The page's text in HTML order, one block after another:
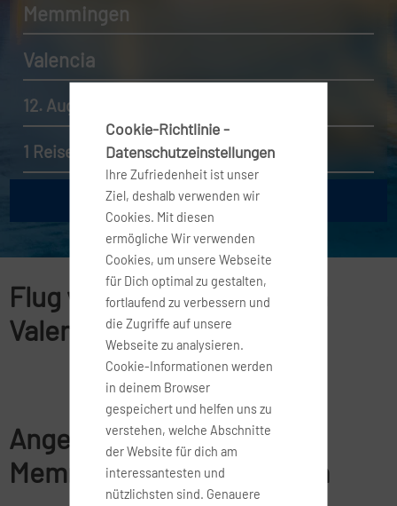
Memmingen
Valencia
12. Aug. 2026 - 19. Aug. 2026
1 Reisender, Economy
Flug von Memmingen nach
Valencia
Angebote für Flüge von
Memmingen nach Valencia
Cookie-Richtlinie -
Datenschutzeinstellungen
Ihre Zufriedenheit ist unser
Ziel, deshalb verwenden wir
Cookies. Mit diesen
ermögliche Wir verwenden
Cookies, um unsere Webseite
für Dich optimal zu gestalten,
fortlaufend zu verbessern und
die Zugriffe auf unsere
Webseite zu analysieren.
Cookie-Informationen werden
in deinem Browser
gespeichert und helfen uns zu
verstehen, welche Abschnitte
der Website für dich am
interessantesten und
nützlichsten sind. Genauere